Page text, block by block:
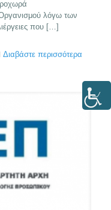
λόγω των
που […]
Διαβάστε περισσότερα